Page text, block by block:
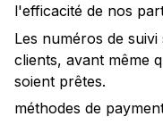
l'efficacité de nos
Les numéros de
clients, avant même
soient prêtes.
méthodes de